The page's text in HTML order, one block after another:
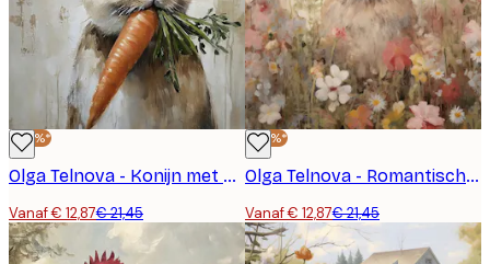
-40%*
Olga Telnova - Konijn met Wortel Poster
Vanaf € 12,87€ 21,45
-40%*
Olga Telnova - Romantische Bloemen Konijn Poster
Vanaf € 12,87€ 21,45